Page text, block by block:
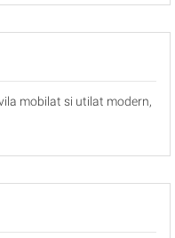
mobilat si utilat modern,